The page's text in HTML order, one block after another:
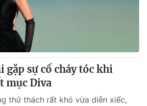
gặp sự cố cháy tóc khi
mục Diva
thử thách rất khó vừa diễn xiếc,